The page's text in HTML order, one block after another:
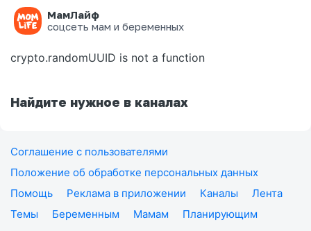
МамЛайф
соцсеть мам и беременных
Ошибка на странице
crypto.randomUUID is not a function
Найдите нужное в каналах
Соглашение с пользователями
Положение об обработке персональных данных
Помощь
Реклама в приложении Каналы
Лента
Темы
Беременным Мамам
Планирующим